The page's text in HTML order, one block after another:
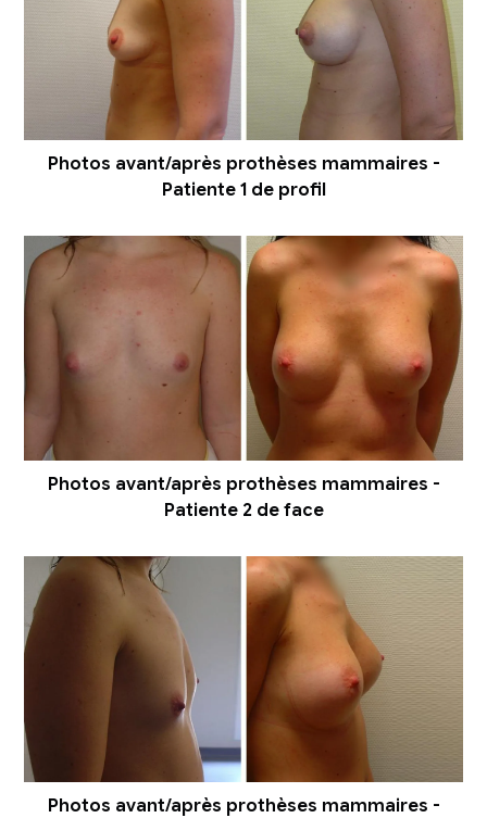
Photos avant/après prothèses mammaires -
Patiente 1 de profil
Photos avant/après prothèses mammaires -
Patiente 2 de face
Photos avant/après prothèses mammaires -